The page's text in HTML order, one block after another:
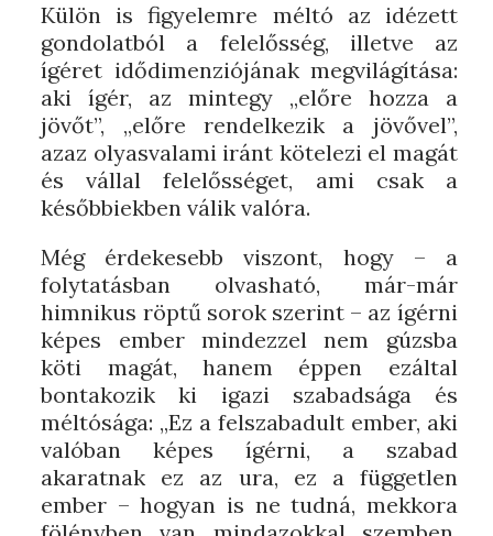
Külön is figyelemre méltó az idézett
gondolatból a felelősség, illetve az
ígéret idődimenziójának megvilágítása:
aki ígér, az mintegy „előre hozza a
jövőt”, „előre rendelkezik a jövővel”,
azaz olyasvalami iránt kötelezi el magát
és vállal felelősséget, ami csak a
későbbiekben válik valóra.
Még érdekesebb viszont, hogy – a
folytatásban olvasható, már-már
himnikus röptű sorok szerint – az ígérni
képes ember mindezzel nem gúzsba
köti magát, hanem éppen ezáltal
bontakozik ki igazi szabadsága és
méltósága: „Ez a felszabadult ember, aki
valóban képes ígérni, a szabad
akaratnak ez az ura, ez a független
ember – hogyan is ne tudná, mekkora